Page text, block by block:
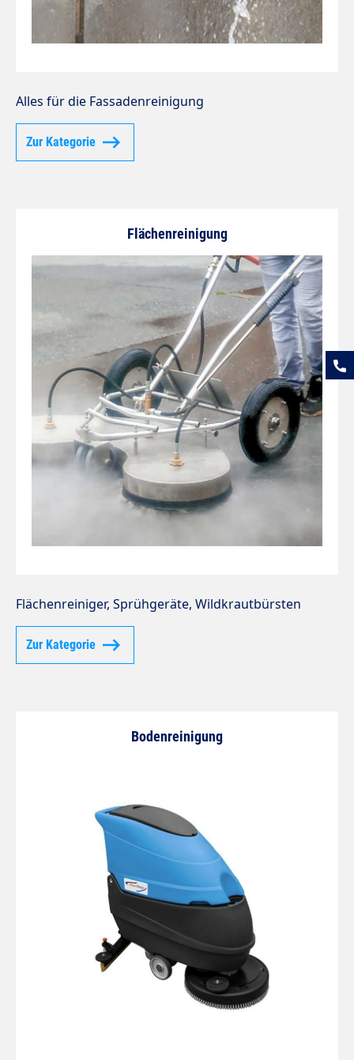
Alles für die Fassadenreinigung
Zur Kategorie
Flächenreinigung
Flächenreiniger, Sprühgeräte, Wildkrautbürsten
Zur Kategorie
Bodenreinigung